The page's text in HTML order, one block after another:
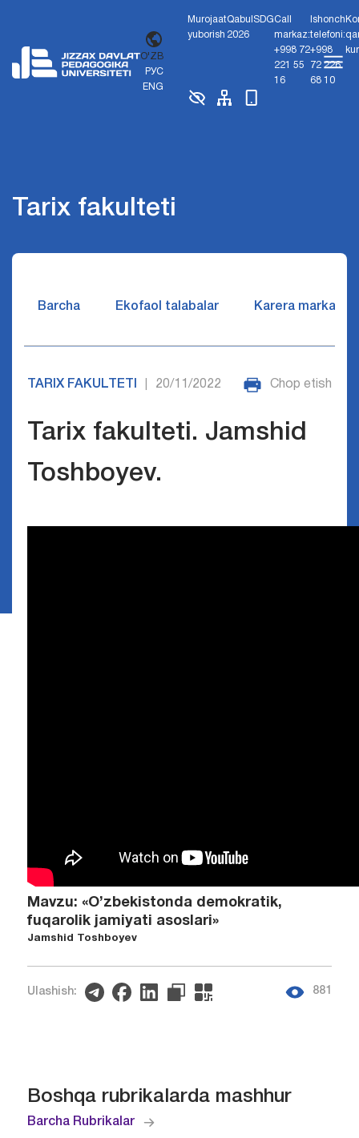
O'ZB
РУС
ENG
Murojaat
yuborish
Qabul
2026
SDGCall
markaz:
+998 72
221 55
16
Ishonch
telefoni:
+998
72 226
68 10
Tarix fakulteti
Barcha Ekofaol talabalar Karera markazi
TARIX FAKULTETI 20/11/2022 Chop etish
Tarix fakulteti. Jamshid
Toshboyev.
Mavzu: «O’zbekistonda demokratik,
fuqarolik jamiyati asoslari»
Jamshid Toshboyev
Ulashish: 881
Boshqa rubrikalarda mashhur
Barcha Rubrikalar